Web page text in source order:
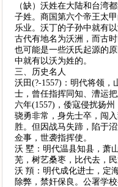
（缺）沃姓在大陆和台湾
子姓。商国第六个帝王太
乐业。沃丁的子孙中就有
古代有地名为沃洲，而古
也可能是一些沃氏起源的
中就有以沃为姓的。
三、历史名人
沃田(?-1557)：明代将领，
士，曾任指挥同知、漕运
六年(1557)，倭寇侵扰扬
骁勇非常，身先士卒，闯
胜。但因战马失蹄，陷于
佥事，世袭指挥使。
沃 墅：明代温县知县，萧
芜，树艺桑枣，比代去，民
沃 頖：明代成化进士，定
除弊，禁奸保良。公署学